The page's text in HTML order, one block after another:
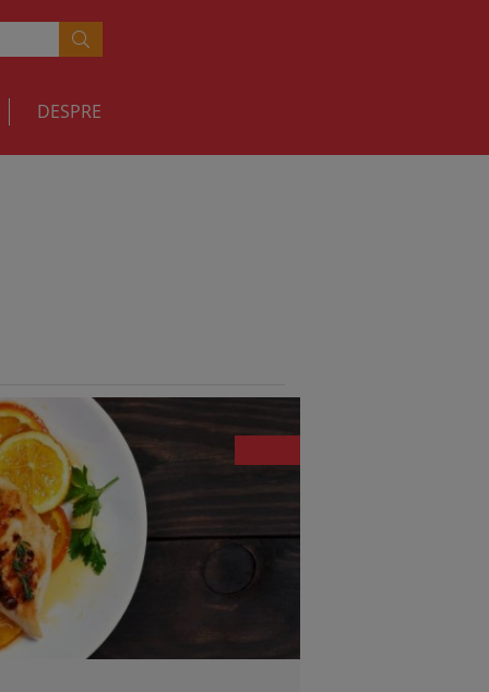
DESPRE